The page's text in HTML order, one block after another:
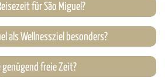
für São Miguel?
als Wellnessziel besonders?
genügend freie Zeit?